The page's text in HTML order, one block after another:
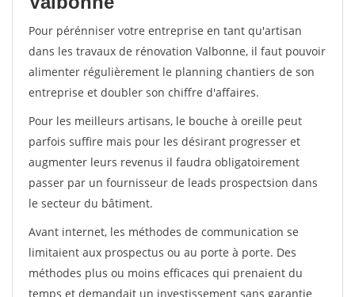
Pour pérénniser votre entreprise en tant qu'artisan
dans les travaux de rénovation Valbonne, il faut pouvoir
alimenter régulièrement le planning chantiers de son
entreprise et doubler son chiffre d'affaires.
Pour les meilleurs artisans, le bouche à oreille peut
parfois suffire mais pour les désirant progresser et
augmenter leurs revenus il faudra obligatoirement
passer par un fournisseur de leads prospectsion dans
le secteur du bâtiment.
Avant internet, les méthodes de communication se
limitaient aux prospectus ou au porte à porte. Des
méthodes plus ou moins efficaces qui prenaient du
temps et demandait un investissement sans garantie